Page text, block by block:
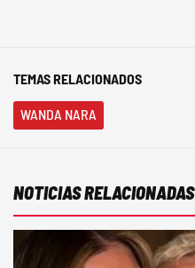
TEMAS RELACIONADOS
WANDA NARA
NOTICIAS RELACIONADAS